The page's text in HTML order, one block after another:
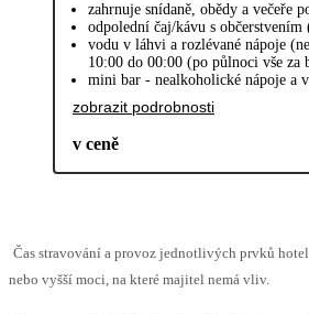
zahrnuje snídaně, obědy a večeře
odpolední čaj/kávu s
vodu v láhvi a rozlévané nápoje
10:00 do 00:00 (po půlnoci vše
mini bar - nealkoholické nápoje a
zobrazit podrobnosti
v ceně
Čas stravování a provoz jednotlivých prvků
nebo vyšší moci, na které majitel nemá vliv.